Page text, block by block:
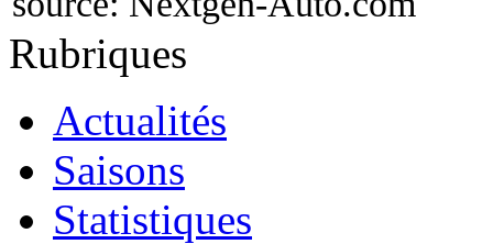
Rubriques
Actualités
Saisons
Statistiques